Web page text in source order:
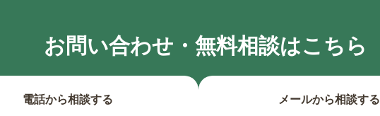
お問い合わせ・無料相談はこちら
電話から相談する メールから相談する